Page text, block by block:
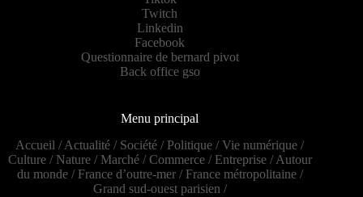
Twitch
Linkedin
Facebook
Questionnaire de bernard pivot
Back office gso
Menu principal
Accueil /Actualité / Société / Politique /Vie numérique /
Culture/ Nature/ Marché/Commerce/ Entreprise/Autour
du monde/ France d’outre-mer/ France métropolitaine/
Grand sud-ouest parisien /